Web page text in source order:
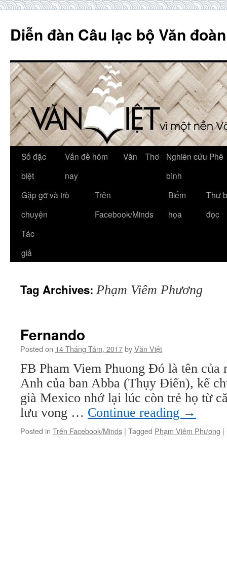
content
Diễn đàn Câu lạc bộ Văn
Số đặc
biệt
Vấn đề hôm
nay
Văn Thơ
Nghiên cứu Phê
bình
Gặp gỡ và trò
chuyện
Trên
Facebook/Minds
Biếm
họa
Thư
đọc
Tác
giả
Tag Archives: Phạm Viêm Phương
Fernando
Posted on 14 Tháng Tám, 2017byVăn Việt
FB Pham Viem Phuong Đó là tên của
Anh của ban Abba (Thụy Điển), kể
già Mexico nhớ lại lúc còn trẻ họ từ
lưu vong … Continue reading →
Posted in Trên Facebook/Minds | Tagged Phạm Viêm Phương |